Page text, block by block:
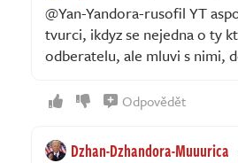
@Yan-Yandora-rusofil YT
tvurci, ikdyz se nejedna o ty
odberatelu, ale mluvi s nimi,
Odpovědět
Dzhan-Dzhandora-Muuurica